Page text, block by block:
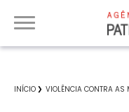
INÍCIO VIOLÊNCIA CONTRA AS